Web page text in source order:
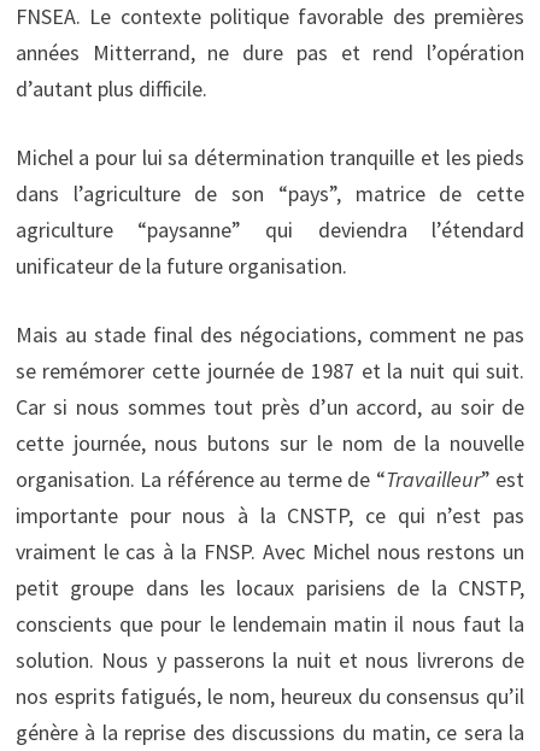
FNSEA. Le contexte politique favorable des premières
années Mitterrand, ne dure pas et rend l’opération
d’autant plus difficile.
Michel a pour lui sa détermination tranquille et les pieds
dans l’agriculture de son “pays”, matrice de cette
agriculture “paysanne” qui deviendra l’étendard
unificateur de la future organisation.
Mais au stade final des négociations, comment ne pas
se remémorer cette journée de 1987 et la nuit qui suit.
Car si nous sommes tout près d’un accord, au soir de
cette journée, nous butons sur le nom de la nouvelle
organisation. La référence au terme de “Travailleur” est
importante pour nous à la CNSTP, ce qui n’est pas
vraiment le cas à la FNSP. Avec Michel nous restons un
petit groupe dans les locaux parisiens de la CNSTP,
conscients que pour le lendemain matin il nous faut la
solution. Nous y passerons la nuit et nous livrerons de
nos esprits fatigués, le nom, heureux du consensus qu’il
génère à la reprise des discussions du matin, ce sera la